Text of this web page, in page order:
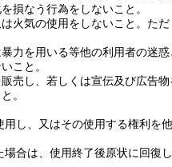
損なう行為をしないこと。
火気の使用をしないこと。 た
力を用いる等他の利用者の迷惑
こと。
売し、若しくは宣伝及び広告
。
し、又はその使用する権利を
合は、使用終了後原状に回復し